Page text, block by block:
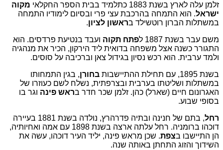
זלמן עלה לארץ בשנת 1883 כתלמיד בבית הספר החקלאי
מקוה
ישראל. הוא התמחה בהרכבת עצי פרי ובסיום לימודיו התמחה
במשתלות הברון רוטשילד בראשון לציון.
משם עבר בשנת 1887 ל
פתח תקוה ועבד בנטיעת פרדסים. הוא
התגורר כשנה אצל משפחה בדואית ליד הירקון, הכיר את מנהגיה
ולמד ערבית. הוא רכש נסיון בגידול צאן וברכיבה על סוסים.
בשנת 1895, עם תחילת ההתיישבות
בחורן, בגין התמחותו
במשתלות ושליטתו בערבית ובצרפתית, נשלח לשם כעוזרו של
האגרונום חיים (שארל) כהן. זלמן שכר חדר בראש פינה וגר בו
בסופי שבוע.
רחל
, בתם של חנינה ובתיה פדרהרץ, נולדה בשנת 1881 בעיירה
דוכהו ברומניה. רחל עלתה ארצה בשנת 1898 עם אמה ואחיותיה,
הן התיישבו בצפת. שכן מראש פינה, יליד העיר דוכהו, עשה את
השידוך והזוג התחתן באותה שנה.